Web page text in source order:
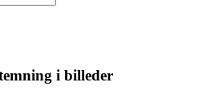
i billeder